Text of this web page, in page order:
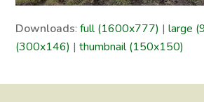
Downloads:full (1600x777) |large
(300x146) |thumbnail (150x150)